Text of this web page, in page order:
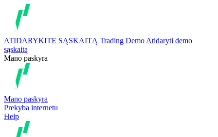
ATIDARYKITE SĄSKAITĄ Trading Demo Atidaryti demo
sąskaitą
Mano paskyra
Mano paskyra
Prekyba internetu
Help